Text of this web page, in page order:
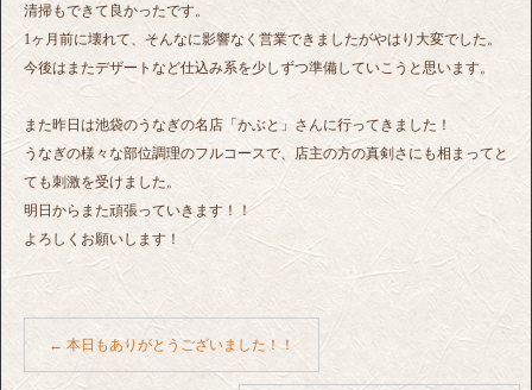
清掃もできて良かったです。
1ヶ月前に壊れて、そんなに影響なく営業できましたがやはり大変でした。
今後はまたデザートなど仕込み系を少しずつ準備していこうと思います。
また昨日は池袋のうなぎの名店「かぶと」さんに行ってきました！
うなぎの様々な部位調理のフルコースで、店主の方の真剣さにも相まってと
ても刺激を受けました。
明日からまた頑張っていきます！！
よろしくお願いします！
← 本日もありがとうございました！！